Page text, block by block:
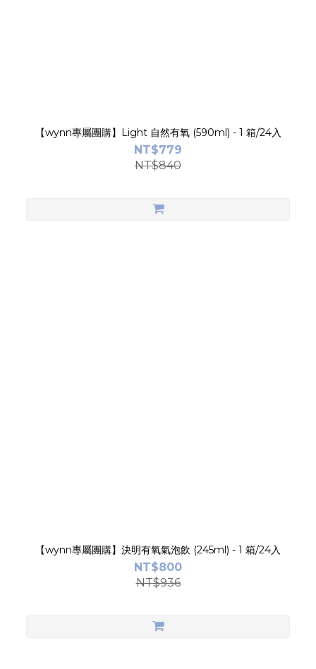
【wynn專屬團購】Light 自然有氧 (590ml) - 1 箱/24入
NT$779
NT$840
【wynn專屬團購】決明有氧氣泡飲 (245ml) - 1 箱/24入
NT$800
NT$936